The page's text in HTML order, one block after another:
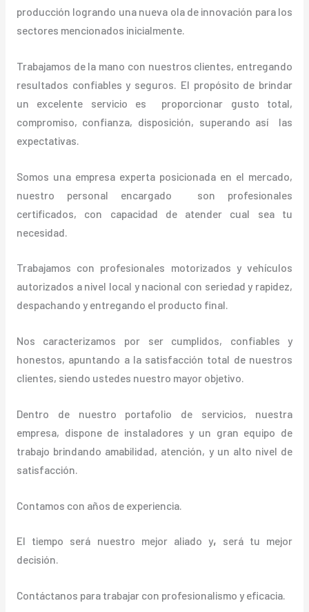
producción logrando una nueva ola de innovación para los
sectores mencionados inicialmente.
Trabajamos de la mano con nuestros clientes, entregando
resultados confiables y seguros. El propósito de brindar
un excelente servicio es proporcionar gusto total,
compromiso, confianza, disposición, superando así las
expectativas.
Somos una empresa experta posicionada en el mercado,
nuestro personal encargado son profesionales
certificados, con capacidad de atender cual sea tu
necesidad.
Trabajamos con profesionales motorizados y vehículos
autorizados a nivel local y nacional con seriedad y rapidez,
despachando y entregando el producto final.
Nos caracterizamos por ser cumplidos, confiables y
honestos, apuntando a la satisfacción total de nuestros
clientes, siendo ustedes nuestro mayor objetivo.
Dentro de nuestro portafolio de servicios, nuestra
empresa, dispone de instaladores y un gran equipo de
trabajo brindando amabilidad, atención, y un alto nivel de
satisfacción.
Contamos con años de experiencia.
El tiempo será nuestro mejor aliado y, será tu mejor
decisión.
Contáctanos para trabajar con profesionalismo y eficacia.